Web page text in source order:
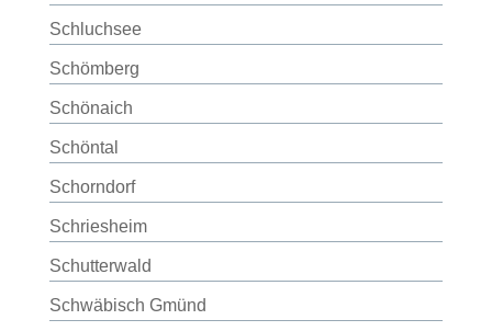
Schluchsee
Schömberg
Schönaich
Schöntal
Schorndorf
Schriesheim
Schutterwald
Schwäbisch Gmünd